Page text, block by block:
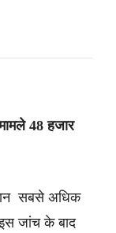
48 हजार
सबसे अधिक
जांच के बाद